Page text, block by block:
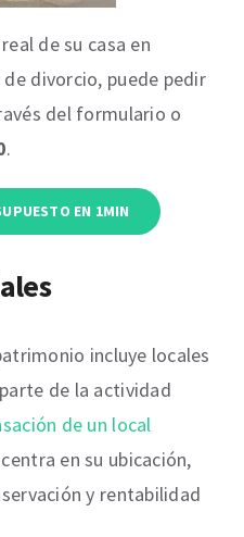
de su casa en
divorcio, puede pedir
del formulario o
.
EN 1MIN
incluye locales
de la actividad
de un local
en su ubicación,
y rentabilidad